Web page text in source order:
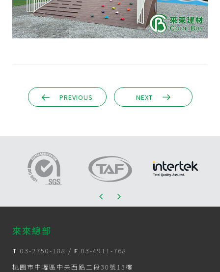
PREVIOUS NEXT
來來總部
T 03-2750-188 / F 03-4911-768
桃園市中壢區中央西路二段30號13樓